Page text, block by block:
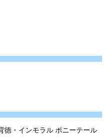
徳・インモラル ポニーテール